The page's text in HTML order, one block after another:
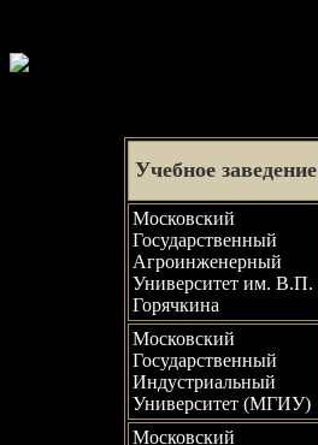
Учебное заведение
Московский
Государственный
Агроинженерный
Университет им. В.П.
Горячкина
Московский
Государственный
Индустриальный
Университет (МГИУ)
Московский